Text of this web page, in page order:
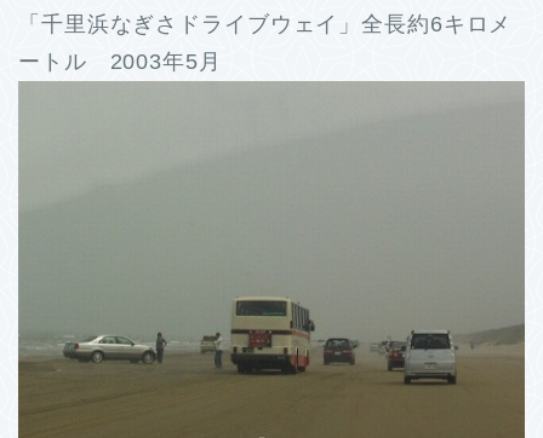
「千里浜なぎさドライブウェイ」全長約6キロメ
ートル 2003年5月